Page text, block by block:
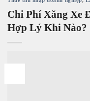
Chi Phí Xăng Xe
Hợp Lý Khi Nào?